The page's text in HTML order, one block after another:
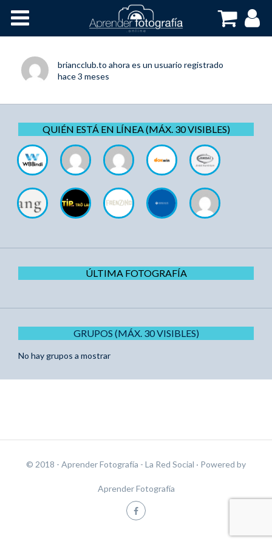
Cursos OnLine
briancclub.to ahora es un usuario registrado
hace 3 meses
QUIÉN ESTÁ EN LÍNEA (MÁX. 30 VISIBLES)
ÚLTIMA FOTOGRAFÍA
GRUPOS (MÁX. 30 VISIBLES)
No hay grupos a mostrar
© 2018 - Aprender Fotografía - La Red Social · Powered by
Aprender Fotografía